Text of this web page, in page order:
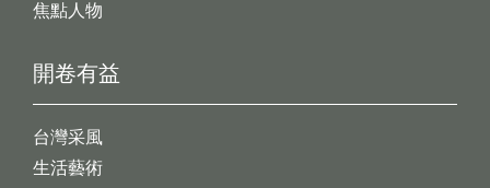
開卷有益
台灣采風
生活藝術
焦點人物